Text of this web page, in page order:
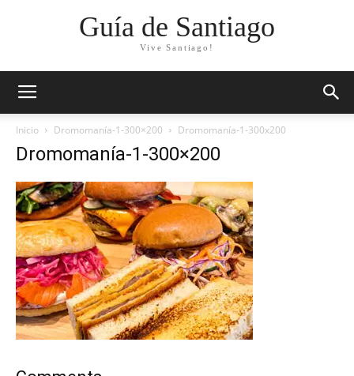
Guía de Santiago
Vive Santiago!
Inicio Dromomanía-1-300×200 Dromomanía-1-300x200
Dromomanía-1-300×200